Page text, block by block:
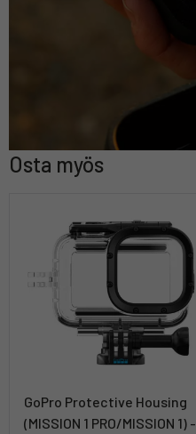
Osta myös
GoPro Protective Housing
(MISSION 1 PRO/MISSION 1) -